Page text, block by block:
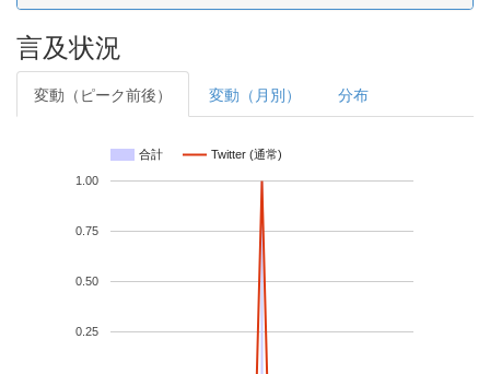
言及状況
変動（ピーク前後） 変動（月別） 分布
合計 Twitter (通常)
0.25
0.50
0.75
1.00